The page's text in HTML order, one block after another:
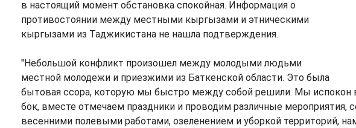
в настоящий момент обстановка спокойная. Информация о
противостоянии между местными кыргызами и этническими
кыргызами из Таджикистана не нашла подтверждения.
"Небольшой конфликт произошел между молодыми людьми
местной молодежи и приезжими из Баткенской области. Это была
бытовая ссора, которую мы быстро между собой решили. Мы испокон
бок, вместе отмечаем праздники и проводим различные мероприятия,
весенними полевыми работами, озеленением и уборкой территорий,